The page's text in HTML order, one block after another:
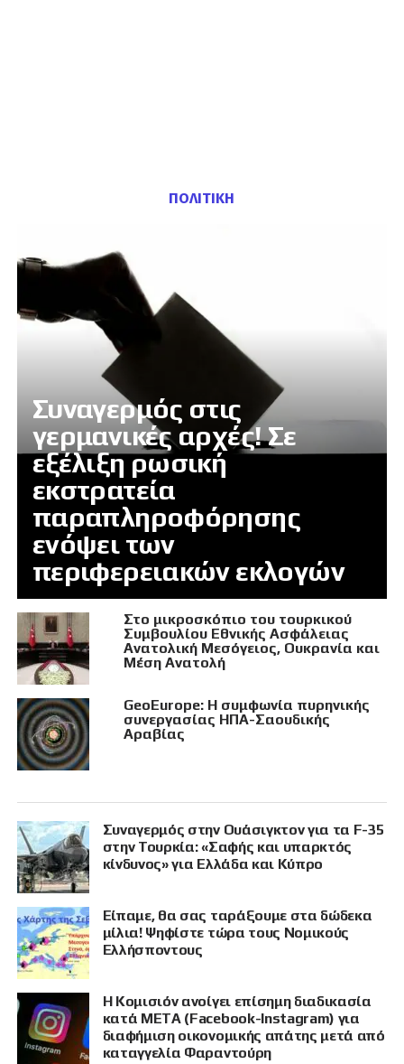
ΠΟΛΙΤΙΚΗ
Συναγερμός στις
γερμανικές αρχές! Σε
εξέλιξη ρωσική
εκστρατεία
παραπληροφόρησης
ενόψει των
περιφερειακών εκλογών
Στο μικροσκόπιο του τουρκικού
Συμβουλίου Εθνικής Ασφάλειας
Ανατολική Μεσόγειος, Ουκρανία και
Μέση Ανατολή
GeoEurope: Η συμφωνία πυρηνικής
συνεργασίας ΗΠΑ-Σαουδικής
Αραβίας
Συναγερμός στην Ουάσιγκτον για τα F-35
στην Τουρκία: «Σαφής και υπαρκτός
κίνδυνος» για Ελλάδα και Κύπρο
Είπαμε, θα σας ταράξουμε στα δώδεκα
μίλια! Ψηφίστε τώρα τους Νομικούς
Ελλήσποντους
Η Κομισιόν ανοίγει επίσημη διαδικασία
κατά META (Facebook-Instagram) για
διαφήμιση οικονομικής απάτης μετά από
καταγγελία Φαραντούρη